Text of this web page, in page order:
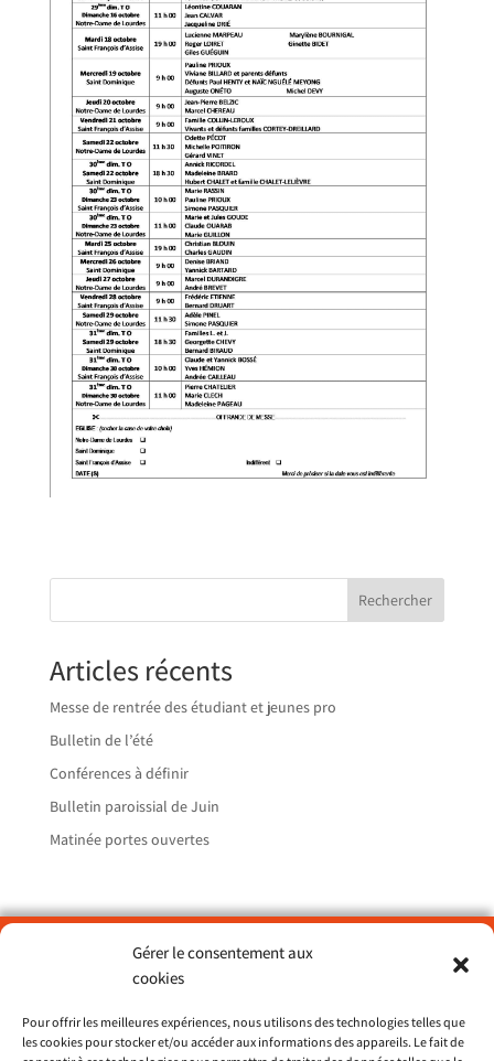
Gérer le consentement aux
cookies
Pour offrir les meilleures expériences, nous utilisons des technologies telles que
les cookies pour stocker et/ou accéder aux informations des appareils. Le fait de
Rechercher
Articles récents
Messe de rentrée des étudiant et jeunes pro
Bulletin de l’été
Conférences à définir
Bulletin paroissial de Juin
Matinée portes ouvertes
Paroisse Sainte Catherine du Petit Port – Nantes
> St François d’Assise
> St Dominique